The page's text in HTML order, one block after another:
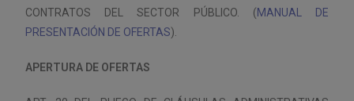
CONTRATOS DEL SECTOR PÚBLICO. (MANUAL DE
PRESENTACIÓN DE OFERTAS).
APERTURA DE OFERTAS